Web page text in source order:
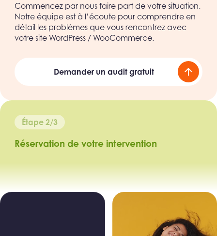
Commencez par nous faire part de votre situation.
Notre équipe est à l’écoute pour comprendre en
détail les problèmes que vous rencontrez avec
votre site WordPress / WooCommerce.
Demander un audit gratuit
Étape 2/3
Réservation de votre intervention